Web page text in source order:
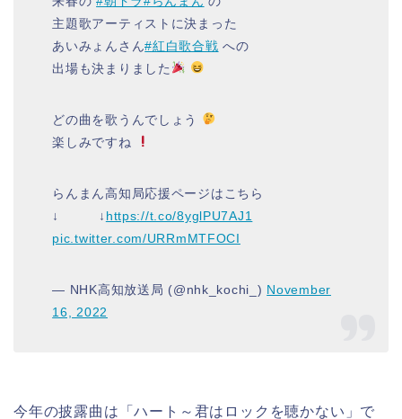
主題歌アーティストに決まった
あいみょんさん#紅白歌合戦 への
出場も決まりました
どの曲を歌うんでしょう
楽しみですね
らんまん高知局応援ページはこちら
↓ ↓ https://t.co/8yglPU7AJ1
pic.twitter.com/URRmMTFOCI
— NHK高知放送局 (@nhk_kochi_) November
16, 2022
今年の披露曲は「ハート～君はロックを聴かない」で